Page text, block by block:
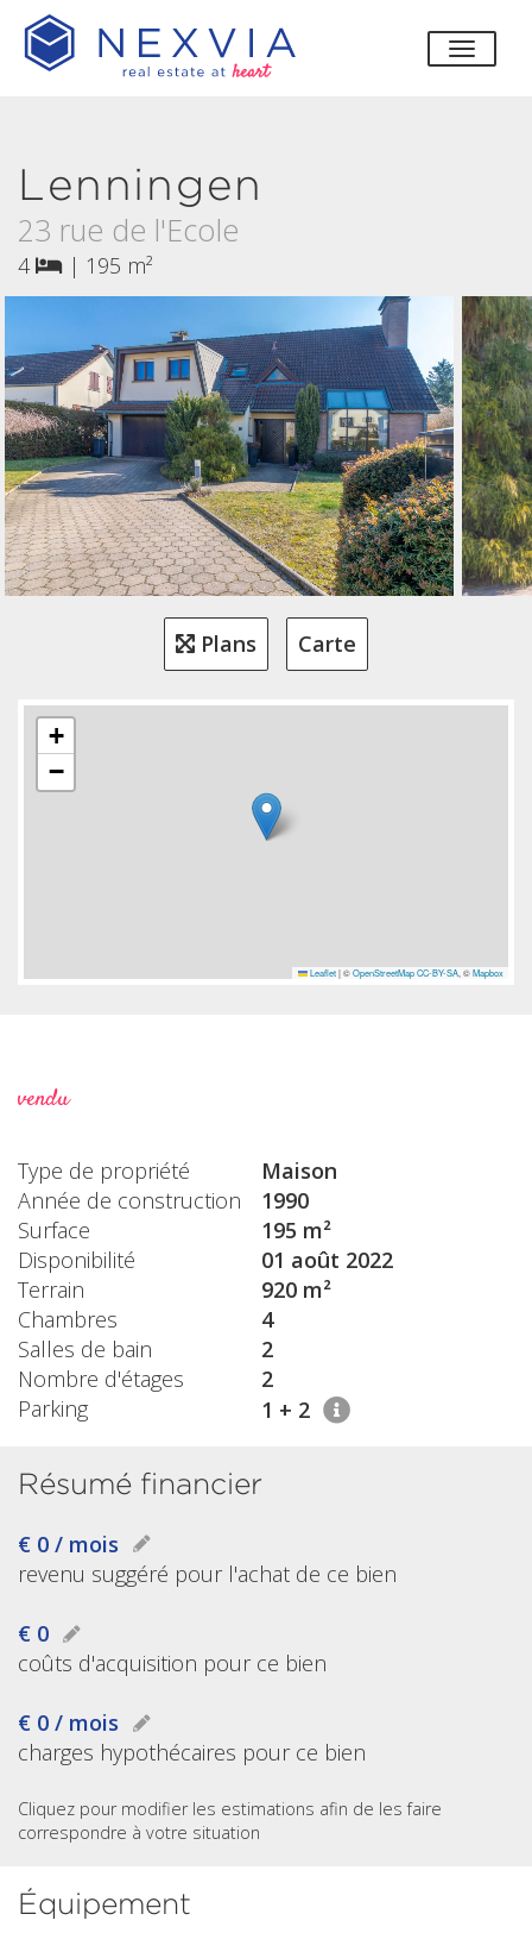
Lenningen
23 rue de l'Ecole
4 | 195 m²
Plans Carte
+
−
Leaflet |©OpenStreetMap CC-BY-SA, ©Mapbox
vendu
Type de propriété
Maison
Année de construction
1990
Surface
195 m²
Disponibilité
01 août 2022
Terrain
920 m²
Chambres
4
Salles de bain
2
Nombre d'étages
2
Parking
1 + 2
Résumé financier
€ 0 / mois
revenu suggéré pour l'achat de ce bien
€ 0
coûts d'acquisition pour ce bien
€ 0 / mois
charges hypothécaires pour ce bien
Cliquez pour modifier les estimations afin de les faire
correspondre à votre situation
Équipement